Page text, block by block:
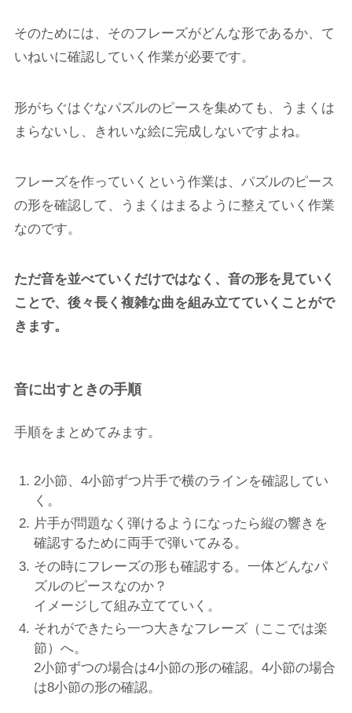
そのためには、そのフレーズがどんな形であるか、て
いねいに確認していく作業が必要です。
形がちぐはぐなパズルのピースを集めても、うまくは
まらないし、きれいな絵に完成しないですよね。
フレーズを作っていくという作業は、パズルのピース
の形を確認して、うまくはまるように整えていく作業
なのです。
ただ音を並べていくだけではなく、音の形を見ていく
ことで、後々長く複雑な曲を組み立てていくことがで
きます。
音に出すときの手順
手順をまとめてみます。
2小節、4小節ずつ片手で横のラインを確認してい
く。
片手が問題なく弾けるようになったら縦の響きを
確認するために両手で弾いてみる。
その時にフレーズの形も確認する。一体どんなパ
ズルのピースなのか？
イメージして組み立てていく。
それができたら一つ大きなフレーズ（ここでは楽
節）へ。
2小節ずつの場合は4小節の形の確認。4小節の場合
は8小節の形の確認。